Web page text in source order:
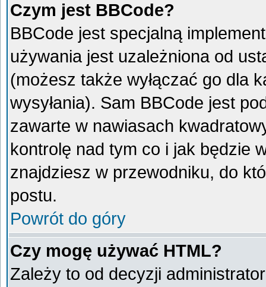
Czym jest BBCode?
BBCode jest specjalną
używania jest uzależniona od
(możesz także wyłączać go dla
wysyłania). Sam BBCode jest
zawarte w nawiasach
kontrolę nad tym co i jak będzie
znajdziesz w przewodniku, do
postu.
Powrót do góry
Czy mogę używać HTML?
Zależy to od decyzji